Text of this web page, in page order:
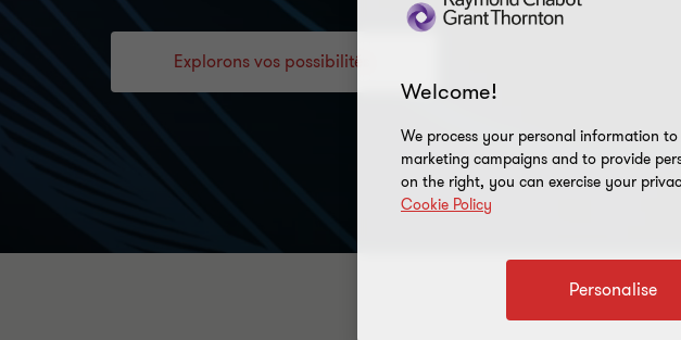
Explorons vos possibilités
Welcome!
We process your personal information
marketing campaigns and to provide
on the right, you can exercise your
Cookie Policy
Personalise